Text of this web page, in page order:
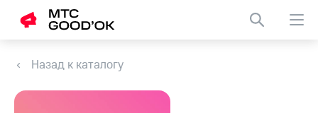
Назад к каталогу